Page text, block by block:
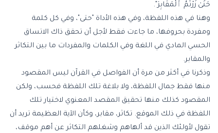
حَتَّىٰ زُرْتُمُ ٱلْمَقَابِرَ".
وهنا في هذه اللفظة، وفي هذه الأداة "حتى"، وفي كل كلمة
ومفردة بحروفها، ما جاءت فقط لأجل أن تحقق ذاك الاتساق
الحسي المادي في اللغة وفي الكلمات والمفردات ما بين التكاثر
والمقابر.
وذكرنا في أكثر من مرة أن الفواصل في القرآن ليس المقصود
منها فقط جمال اللفظة، ولا بلاغة تلك اللفظة فحسب، ولكن
المقصود كذلك منها تحقيق المقصد المعنوي لاختيار تلك
اللفظة في ذلك الموقع. تكاثر، مقابر، وكأن الآية العظيمة تريد أن
تقول لأولئك الذين قد ألهاهم وشغلهم التكاثر عن أهم موقف،